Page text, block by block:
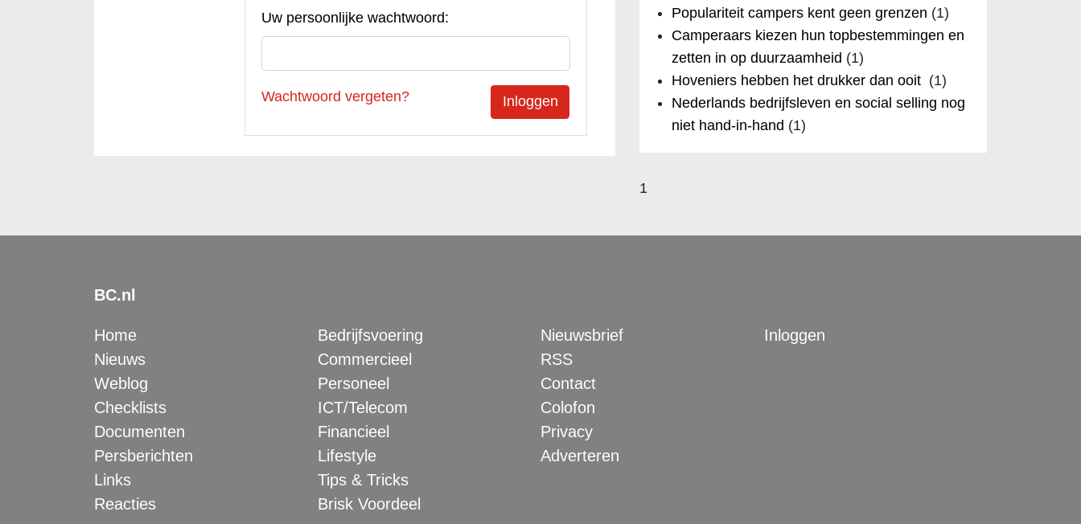
Uw persoonlijke wachtwoord:
Wachtwoord vergeten?
Populariteit campers kent geen grenzen (1)
Camperaars kiezen hun topbestemmingen en
zetten in op duurzaamheid (1)
Hoveniers hebben het drukker dan ooit (1)
Nederlands bedrijfsleven en social selling nog
niet hand-in-hand (1)
1
BC.nl
Home
Nieuws
Weblog
Checklists
Documenten
Persberichten
Links
Reacties
Bedrijfsvoering
Commercieel
Personeel
ICT/Telecom
Financieel
Lifestyle
Tips & Tricks
Brisk Voordeel
Nieuwsbrief
RSS
Contact
Colofon
Privacy
Adverteren
Inloggen